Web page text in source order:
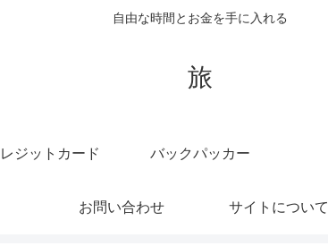
自由な時間とお金を手に入れる
旅
ジットカード バックパッカー
お問い合わせ サイトについて